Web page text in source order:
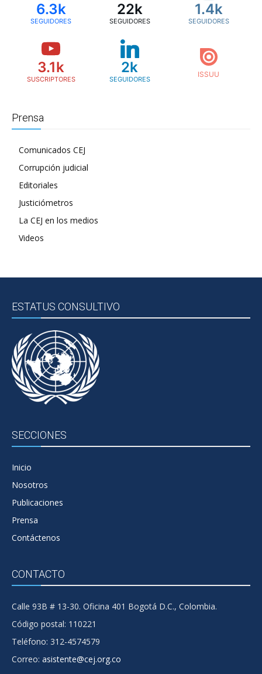
6.3k
SEGUIDORES
22k
SEGUIDORES
1.4k
SEGUIDORES
3.1k
SUSCRIPTORES
2k
SEGUIDORES
Prensa
Comunicados CEJ
Corrupción judicial
Editoriales
Justiciómetros
La CEJ en los medios
Videos
ESTATUS CONSULTIVO
SECCIONES
Inicio
Nosotros
Publicaciones
Prensa
Contáctenos
CONTACTO
Calle 93B # 13-30. Oficina 401 Bogotá D.C., Colombia.
Código postal: 110221
Teléfono: 312-4574579
Correo: asistente@cej.org.co